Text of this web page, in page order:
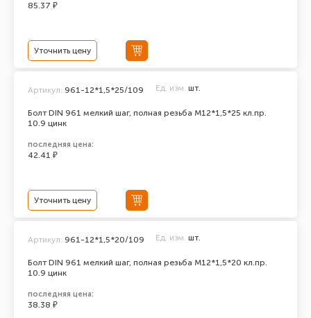
85.37 ₽
Уточнить цену
Болт DIN 961 мелкий шаг, полная резьба M12*1,5*25 кл.пр.
10.9 цинк
Артикул: 961-12*1,5*25/109 Ед. изм. шт.
последняя цена:
42.41 ₽
Уточнить цену
Болт DIN 961 мелкий шаг, полная резьба M12*1,5*20 кл.пр.
10.9 цинк
Артикул: 961-12*1,5*20/109 Ед. изм. шт.
последняя цена:
38.38 ₽